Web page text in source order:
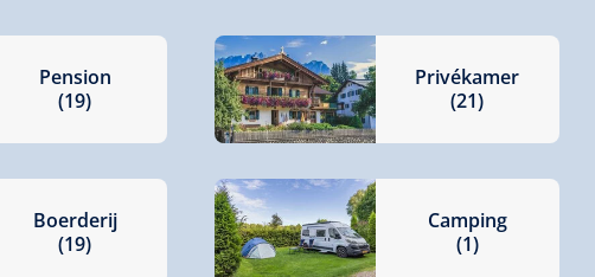
Pension
(19)
Privékamer
(21)
Boerderij
(19)
Camping
(1)